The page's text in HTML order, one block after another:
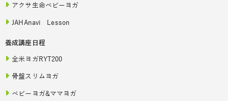
アクサ生命ベビーヨガ
JAHAnavi Lesson
養成講座日程
全米ヨガRYT200
骨盤スリムヨガ
ベビーヨガ&ママヨガ